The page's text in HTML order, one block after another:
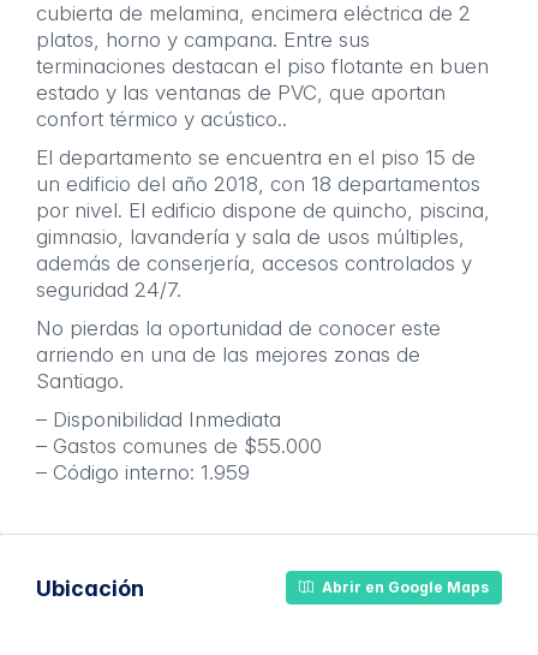
cubierta de melamina, encimera eléctrica de 2
platos, horno y campana. Entre sus
terminaciones destacan el piso flotante en buen
estado y las ventanas de PVC, que aportan
confort térmico y acústico..
El departamento se encuentra en el piso 15 de
un edificio del año 2018, con 18 departamentos
por nivel. El edificio dispone de quincho, piscina,
gimnasio, lavandería y sala de usos múltiples,
además de conserjería, accesos controlados y
seguridad 24/7.
No pierdas la oportunidad de conocer este
arriendo en una de las mejores zonas de
Santiago.
– Disponibilidad Inmediata
– Gastos comunes de $55.000
– Código interno: 1.959
Ubicación Abrir en Google Maps